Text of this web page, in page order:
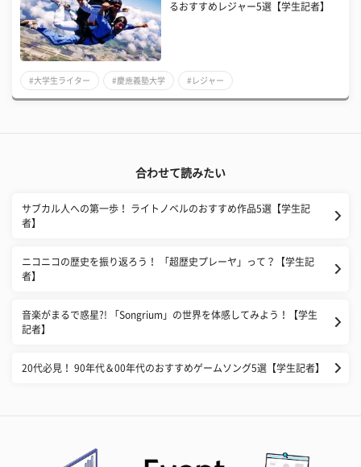
るおすすめレジャー5選【学生記者】
#大学生ライター #慶應義塾大学 #レジャー
合わせて読みたい
サブカル人への第一歩！ ライトノベルのおすすめ作品5選【学生記
者】
ニコニコの歴史を振り返ろう！ 「超歴史プレーヤ」って？【学生記
者】
音楽がまるで惑星?! 「Songrium」の世界を体感してみよう！【学生
記者】
20代必見！ 90年代＆00年代のおすすめゲームソング5選【学生記者】